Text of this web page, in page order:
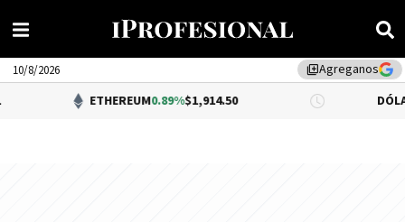
library_addAgreganos
10/8/2026
ETHEREUM0.89%$1,914.50 DÓLAR BNA 0.34%